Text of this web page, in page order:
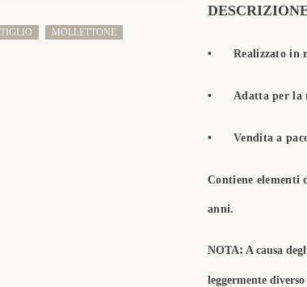
MOLLETTONE
• Realizzato in
• Adatta per la
• Vendita a
Contiene elementi
anni.
NOTA: A causa
leggermente